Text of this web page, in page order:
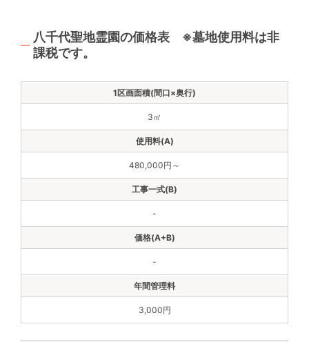
八千代聖地霊園の価格表 ※墓地使用料は非
課税です。
3㎡
480,000円～
-
-
3,000円